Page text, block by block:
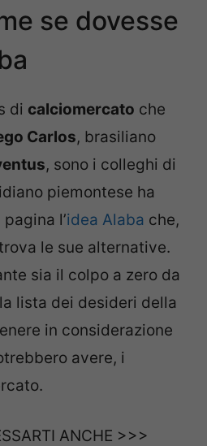
se dovesse
di calciomercato che
Carlos, brasiliano
, sono i colleghi di
piemontese ha
l’idea Alaba che,
le sue alternative.
sia il colpo a zero da
lista dei desideri della
in considerazione
avere, i
ANCHE >>>